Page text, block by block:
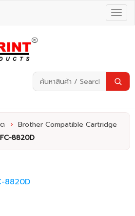
› Brother Compatible Cartridge
8820D
8820D